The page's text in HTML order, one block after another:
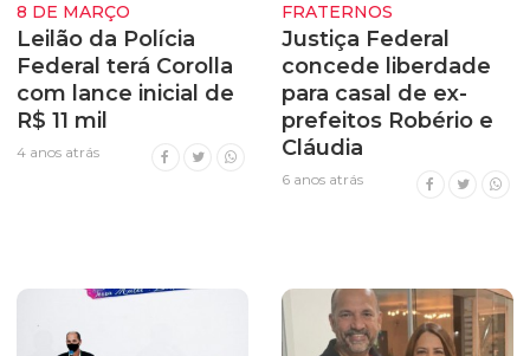
8 DE MARÇO
Leilão da Polícia
Federal terá Corolla
com lance inicial de
R$ 11 mil
4 anos atrás
FRATERNOS
Justiça Federal
concede liberdade
para casal de ex-
prefeitos Robério e
Cláudia
6 anos atrás